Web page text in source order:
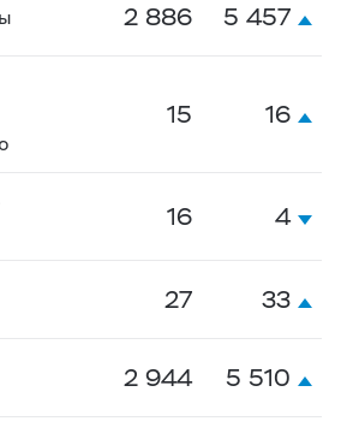
2 886 5 457
15 16
16 4
27 33
2 944 5 510